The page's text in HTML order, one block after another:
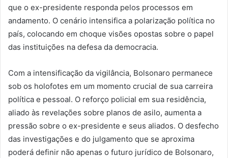
que o ex-presidente responda pelos processos em
andamento. O cenário intensifica a polarização política no
país, colocando em choque visões opostas sobre o papel
das instituições na defesa da democracia.
Com a intensificação da vigilância, Bolsonaro permanece
sob os holofotes em um momento crucial de sua carreira
política e pessoal. O reforço policial em sua residência,
aliado às revelações sobre planos de asilo, aumenta a
pressão sobre o ex-presidente e seus aliados. O desfecho
das investigações e do julgamento que se aproxima
poderá definir não apenas o futuro jurídico de Bolsonaro,